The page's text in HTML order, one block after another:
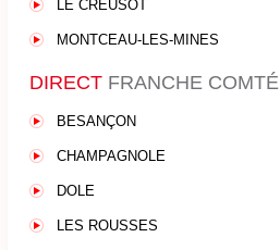
LE CREUSOT
MONTCEAU-LES-MINES
DIRECT FRANCHE COMTÉ
BESANÇON
CHAMPAGNOLE
DOLE
LES ROUSSES